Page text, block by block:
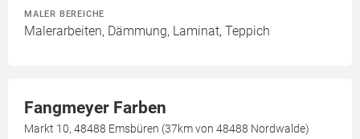
MALER BEREICHE
Malerarbeiten, Dämmung, Laminat, Teppich
Fangmeyer Farben
Markt 10, 48488 Emsbüren (37km von 48488 Nordwalde)